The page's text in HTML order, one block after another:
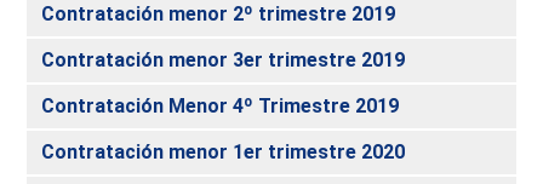
Contratación menor 2º trimestre 2019
Contratación menor 3er trimestre 2019
Contratación Menor 4º Trimestre 2019
Contratación menor 1er trimestre 2020